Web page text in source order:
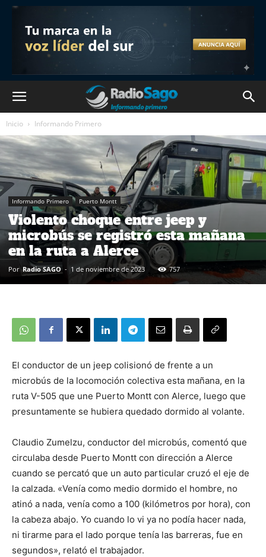
Inicio Informando Primero
Informando Primero Puerto Montt
Violento choque entre jeep y
microbús se registró esta mañana
en la ruta a Alerce
Por Radio SAGO - 1 de noviembre de 2023 757
El conductor de un jeep colisionó de frente a un
microbús de la locomoción colectiva esta mañana, en la
ruta V-505 que une Puerto Montt con Alerce, luego que
presuntamente se hubiera quedado dormido al volante.
Claudio Zumelzu, conductor del microbús, comentó que
circulaba desde Puerto Montt con dirección a Alerce
cuando se percató que un auto particular cruzó el eje de
la calzada. «Venía como medio dormido el hombre, no
atinó a nada, venía como a 100 (kilómetros por hora), con
la cabeza abajo. Yo cuando lo vi ya no podía hacer nada,
ni tirarme para el lado porque tenía las barreras, fue en
segundos», relató el trabajador.